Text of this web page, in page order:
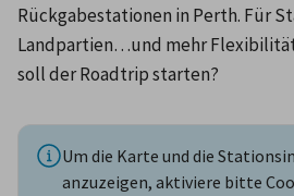
Rückgabestationen in Perth. Für
Landpartien…und mehr
soll der Roadtrip starten?
Um die Karte und die
anzuzeigen, aktiviere bitte